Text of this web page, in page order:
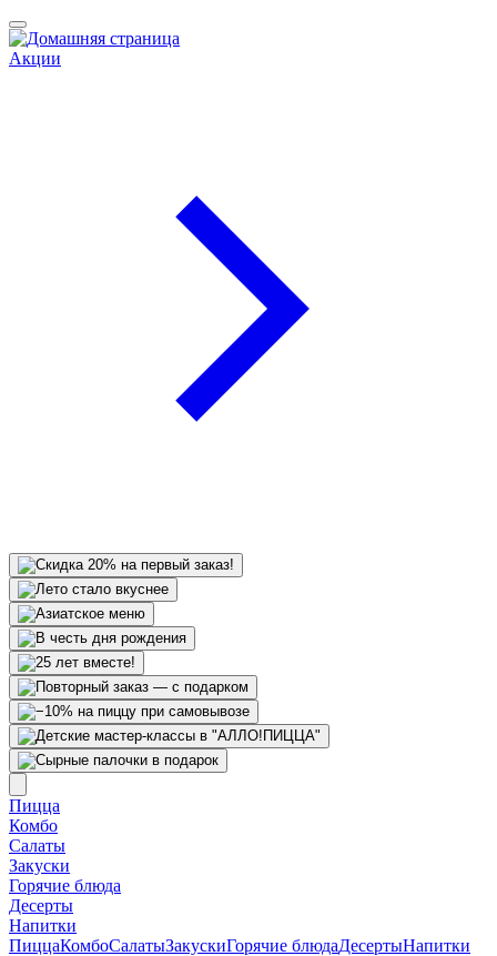
Акции
Пицца
Комбо
Салаты
Закуски
Горячие блюда
Десерты
Напитки
ПиццаКомбоСалатыЗакускиГорячие блюдаДесертыНапитки